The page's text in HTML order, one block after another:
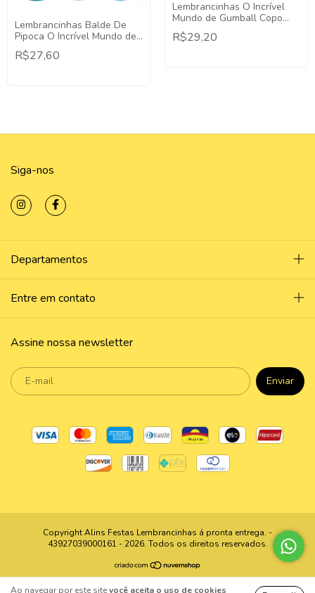
Ao navegar por este sitevocê aceita o uso de cookies
Lembrancinhas Balde De
Pipoca O Incrível Mundo de
Gumball - 5 Unidades
R$27,60
Lembrancinhas O Incrível
Mundo de Gumball Copo
Twister - 5 Unidades
R$29,20
Siga-nos
Departamentos
Entre em contato
Assine nossa newsletter
Copyright Alins Festas Lembrancinhas á pronta entrega. -
43927039000161 - 2026. Todos os direitos reservados.